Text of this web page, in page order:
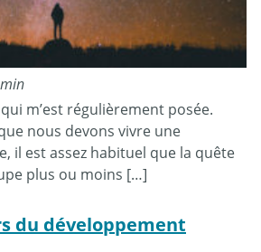
m’est régulièrement posée.
nous devons vivre une
il est assez habituel que la quête
plus ou moins […]
du développement